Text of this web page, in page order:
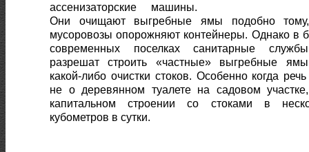
ассенизаторские машины.
Они очищают выгребные ямы подобно
мусоровозы опорожняют контейнеры. Однако в
современных поселках санитарные
разрешат строить «частные» выгребные
какой-либо очистки стоков. Особенно когда
не о деревянном туалете на садовом
капитальном строении со стоками в
кубометров в сутки.